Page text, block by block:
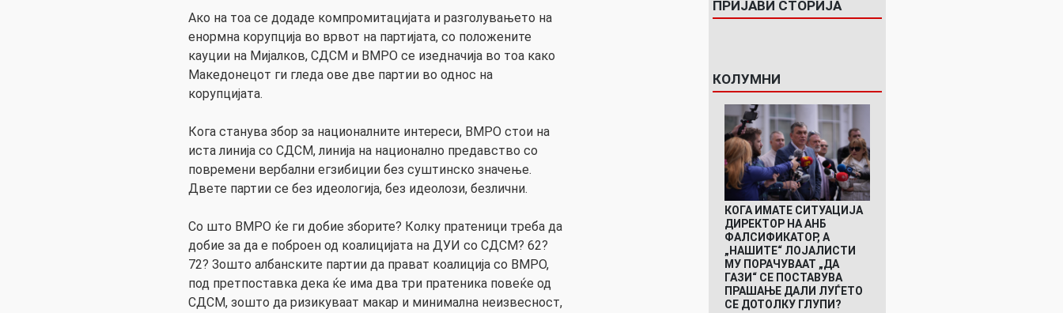
Ако на тоа се додаде компромитацијата и разголувањето на
енормна корупција во врвот на партијата, со положените
кауции на Мијалков, СДСМ и ВМРО се изедначија во тоа како
Македонецот ги гледа ове две партии во однос на
корупцијата.
Кога станува збор за националните интереси, ВМРО стои на
иста линија со СДСМ, линија на национално предавство со
повремени вербални егзибиции без суштинско значење.
Двете партии се без идеологија, без идеолози, безлични.
Со што ВМРО ќе ги добие зборите? Колку пратеници треба да
добие за да е поброен од коалицијата на ДУИ со СДСМ? 62?
72? Зошто албанските партии да прават коалиција со ВМРО,
под претпоставка дека ќе има два три пратеника повеќе од
СДСМ, зошто да ризикуваат макар и минимална неизвесност,
ПРИЈАВИ СТОРИЈА
КОЛУМНИ
КОГА ИМАТЕ СИТУАЦИЈА
ДИРЕКТОР НА АНБ
ФАЛСИФИКАТОР, А
„НАШИТЕ“ ЛОЈАЛИСТИ
МУ ПОРАЧУВААТ „ДА
ГАЗИ“ СЕ ПОСТАВУВА
ПРАШАЊЕ ДАЛИ ЛУЃЕТО
СЕ ДОТОЛКУ ГЛУПИ?